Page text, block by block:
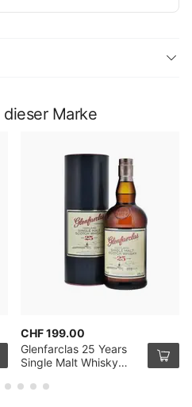
Marke
CHF 199.00
Glenfarclas 25 Years
Single Malt Whisky